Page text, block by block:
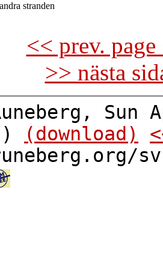
stranden
<< prev.
>> nästa
Sun
(download)